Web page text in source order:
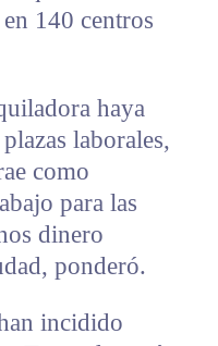
140 centros
haya
laborales,
como
para las
dinero
ponderó.
incidido